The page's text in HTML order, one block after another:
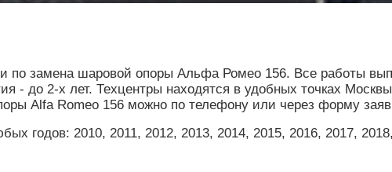
замена шаровой опоры Альфа Ромео 156. Все работы
- до 2-х лет. Техцентры находятся в удобных точках
Alfa Romeo 156 можно по телефону или через форму
годов: 2010, 2011, 2012, 2013, 2014, 2015, 2016, 2017,